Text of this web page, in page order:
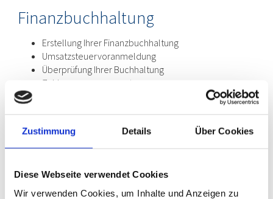
Zustimmung Details Über Cookies
Diese Webseite verwendet Cookies
Wir verwenden Cookies, um Inhalte und Anzeigen zu
Finanzbuchhaltung
Erstellung Ihrer Finanzbuchhaltung
Umsatzsteuervoranmeldung
Überprüfung Ihrer Buchhaltung
Zahlungsmanagement
Kostenstellenrechnung
Lohnbuchhaltung